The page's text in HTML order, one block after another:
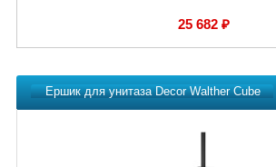
25 682 ₽
Ершик для унитаза Decor Walther Cube